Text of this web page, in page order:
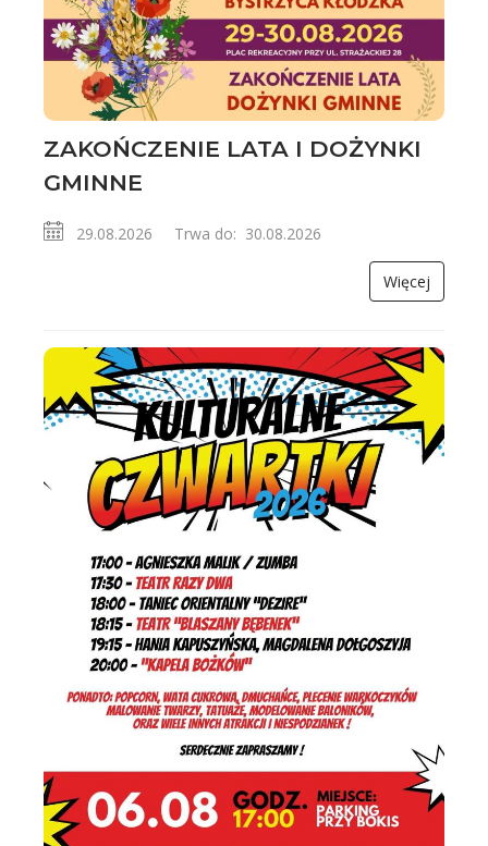
ZAKOŃCZENIE LATA I DOŻYNKI
GMINNE
29.08.2026 Trwa do: 30.08.2026
Więcej